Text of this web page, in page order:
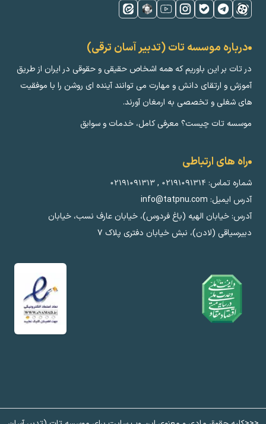
درباره موسسه تات (تدبیر آسان ترقی)
در تات بر این باوریم که همه اشخاص حقیقی و حقوقی در ایران از طریق
آموزش و ارتقای دانش و مهارت می توانند آینده ای روشن را با موفقیت
های شغلی و تخصصی به ارمغان آورند.
موسسه تات چیست؟ معرفی کامل، خدمات و سوابق
راه های ارتباطی
شماره تماس: ۰۲۱۹۱۰۹۱۳۱۴ ,۰۲۱۹۱۰۹۱۳۱۳
آدرس ایمیل: info@tatpnu.com
آدرس: خیابان الهيه (باغ فردوس)، خیابان عارف نسب، خیابان
دبیرسیاقی (لادن)، نبش خیابان دفتری پلاک ٧